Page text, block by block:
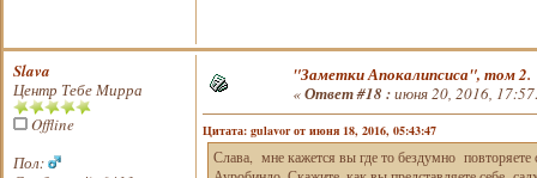
Slava
Центр Тебе Мирра
Offline
Пол:
"Заметки Апокалипсиса", том 2.
«Ответ #18 :июня 20, 2016,
Цитата: gulavor от июня 18, 2016, 05:43:47
Слава, мне кажется вы где то бездумно